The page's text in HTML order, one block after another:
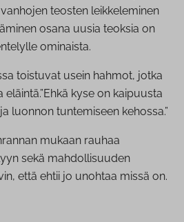
teosten leikkeleminen
osana uusia teoksia on
ominaista.
toistuvat usein hahmot, jotka
kyse on kaipuusta
luonnon tuntemiseen kehossa.”
mukaan rauhaa
sekä mahdollisuuden
että ehtii jo unohtaa missä on.